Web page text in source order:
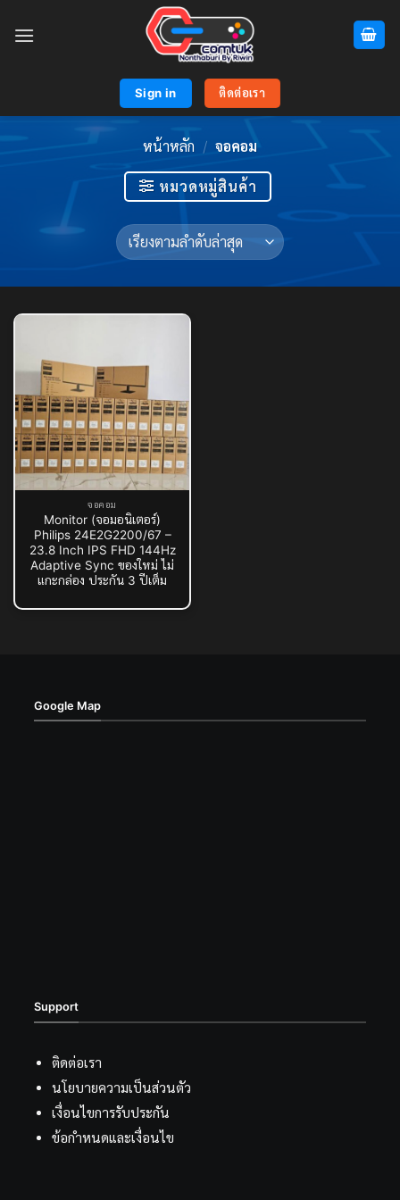
Sign in ติดต่อเรา
หน้าหลัก / จอคอม
หมวดหมู่สินค้า
จอคอม
Monitor (จอมอนิเตอร์)
Philips 24E2G2200/67 –
23.8 Inch IPS FHD 144Hz
Adaptive Sync ของใหม่ ไม่
แกะกล่อง ประกัน 3 ปีเต็ม
Google Map
Support
ติดต่อเรา
นโยบายความเป็นส่วนตัว
เงื่อนไขการรับประกัน
ข้อกำหนดและเงื่อนไข